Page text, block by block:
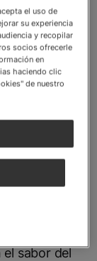
sabor del
el uso de
su experiencia
y recopilar
socios ofrecerle
en
haciendo clic
de nuestro